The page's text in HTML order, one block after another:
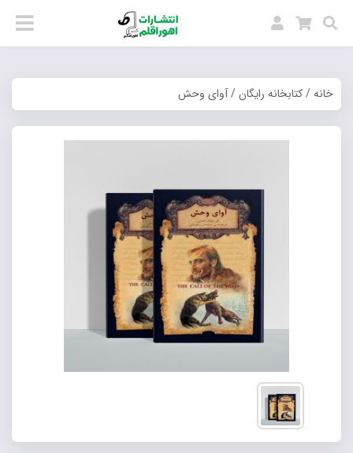
خانه/کتابخانه رایگان/ آوای وحش